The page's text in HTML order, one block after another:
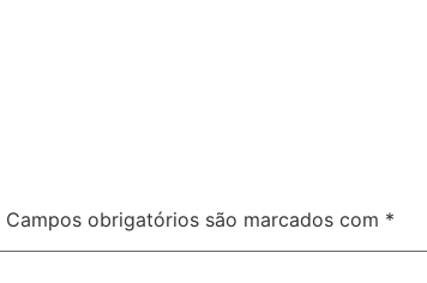
Campos obrigatórios são marcados com *